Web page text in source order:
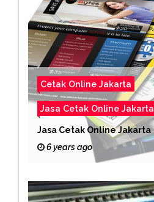
Cetak Online Jakarta
Jasa Cetak Online Jakarta
Jasa Cetak Online Jakarta
6 years ago